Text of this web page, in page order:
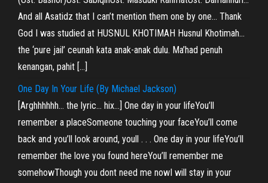
And all Asatidz that I can’t mention them one by one… Thank
God I was studied at HUSNUL KHOTIMAH Husnul Khotimah…
the ‘pure jail’ ceunah kata anak-anak dulu. Ma’had penuh
kenangan, pahit […]
One Day In Your Life (By Michael Jackson)
[Arghhhhhh… the lyric… hix…] One day in your lifeYou’ll
remember a placeSomeone touching your faceYou’ll come
back and you’ll look around, youll . . . One day in your lifeYou’ll
remember the love you found hereYou’ll remember me
somehowThough you dont need me nowI will stay in your